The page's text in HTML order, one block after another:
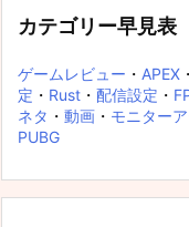
カテゴリー早見表
ゲームレビュー ・ APEX ・
定 ・ Rust ・ 配信設定 ・
ネタ ・ 動画 ・ モニター
PUBG